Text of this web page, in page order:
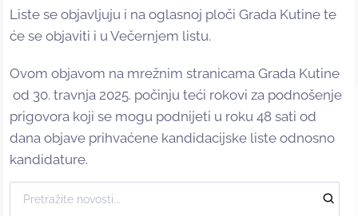
Liste se objavljuju i na oglasnoj ploči Grada Kutine te
će se objaviti i u Večernjem listu.
Ovom objavom na mrežnim stranicama Grada Kutine
od 30. travnja 2025. počinju teći rokovi za podnošenje
prigovora koji se mogu podnijeti u roku 48 sati od
dana objave prihvaćene kandidacijske liste odnosno
kandidature.